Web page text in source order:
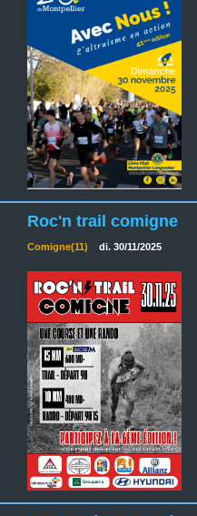
Roc'n trail comigne
Comigne(11) di. 30/11/2025